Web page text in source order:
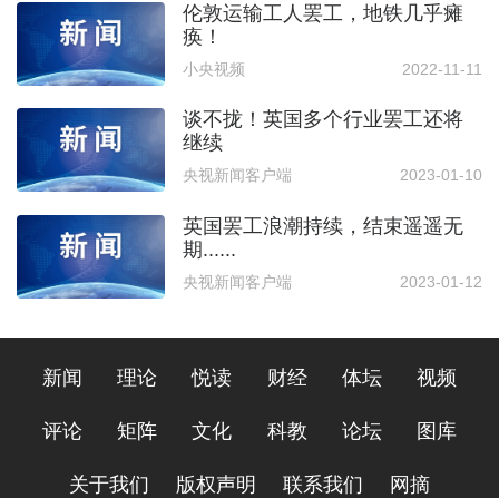
伦敦运输工人罢工，地铁几乎瘫
痪！
小央视频 2022-11-11
谈不拢！英国多个行业罢工还将
继续
央视新闻客户端 2023-01-10
英国罢工浪潮持续，结束遥遥无
期......
央视新闻客户端 2023-01-12
新闻 理论 悦读 财经 体坛 视频
评论 矩阵 文化 科教 论坛 图库
关于我们 版权声明 联系我们 网摘